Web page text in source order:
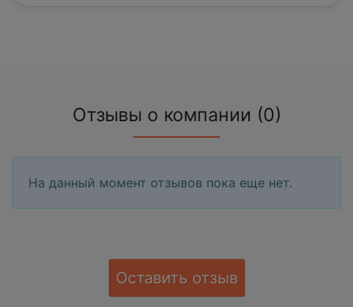
Отзывы о компании (0)
На данный момент отзывов пока еще нет.
Оставить отзыв